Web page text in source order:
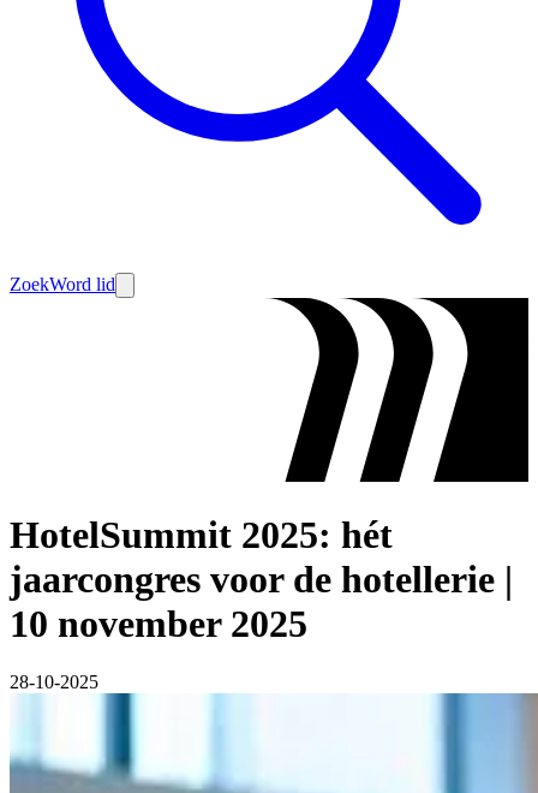
ZoekWord lid
HotelSummit 2025: hét
jaarcongres voor de hotellerie |
10 november 2025
28-10-2025